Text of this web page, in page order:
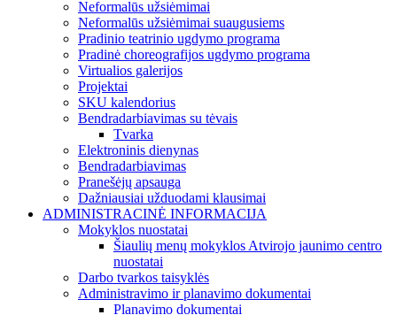
Neformalūs užsiėmimai
Neformalūs užsiėmimai suaugusiems
Pradinio teatrinio ugdymo programa
Pradinė choreografijos ugdymo programa
Virtualios galerijos
Projektai
SKU kalendorius
Bendradarbiavimas su tėvais
Tvarka
Elektroninis dienynas
Bendradarbiavimas
Pranešėjų apsauga
Dažniausiai užduodami klausimai
ADMINISTRACINĖ INFORMACIJA
Mokyklos nuostatai
Šiaulių menų mokyklos Atvirojo jaunimo centro
nuostatai
Darbo tvarkos taisyklės
Administravimo ir planavimo dokumentai
Planavimo dokumentai